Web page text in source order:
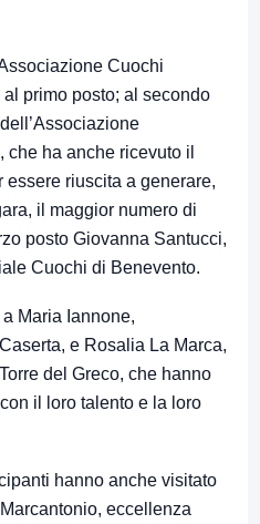
Cuochi
primo posto; al secondo
ha anche ricevuto il
essere riuscita a generare,
il maggior numero di
posto Giovanna Santucci,
Cuochi di Benevento.
Maria Iannone,
e Rosalia La Marca,
del Greco, che hanno
il loro talento e la loro
hanno anche visitato
eccellenza